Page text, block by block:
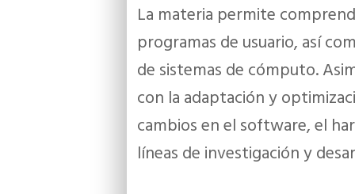
La materia permite
programas de usuario, así
de sistemas de cómputo.
con la adaptación y
cambios en el software, el
líneas de investigación y